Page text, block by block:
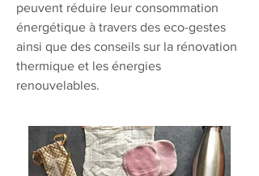
peuvent réduire leur consommation
énergétique à travers des eco-gestes
ainsi que des conseils sur la rénovation
thermique et les énergies
renouvelables.